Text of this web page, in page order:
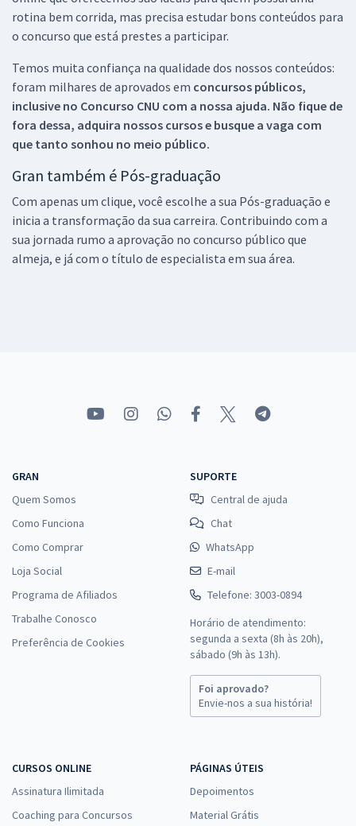
rotina bem corrida, mas precisa estudar bons conteúdos para
o concurso que está prestes a participar.
Temos muita confiança na qualidade dos nossos conteúdos:
foram milhares de aprovados em concursos públicos,
inclusive no Concurso CNU com a nossa ajuda. Não fique de
fora dessa, adquira nossos cursos e busque a vaga com
que tanto sonhou no meio público.
Gran também é Pós-graduação
Com apenas um clique, você escolhe a sua Pós-graduação e
inicia a transformação da sua carreira. Contribuindo com a
sua jornada rumo a aprovação no concurso público que
almeja, e já com o título de especialista em sua área.
GRAN
Quem Somos
Como Funciona
Como Comprar
Loja Social
Programa de Afiliados
Trabalhe Conosco
Preferência de Cookies
SUPORTE
Central de ajuda
Chat
WhatsApp
E-mail
Telefone: 3003-0894
Horário de atendimento:
segunda a sexta (8h às 20h),
sábado (9h às 13h).
Foi aprovado?
Envie-nos a sua história!
CURSOS ONLINE
Assinatura Ilimitada
Coaching para Concursos
PÁGINAS ÚTEIS
Depoimentos
Material Grátis